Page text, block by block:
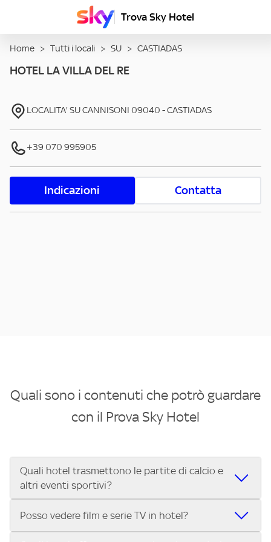
Trova Sky Hotel
Home > Tutti i locali > SU > CASTIADAS
HOTEL LA VILLA DEL RE
LOCALITA' SU CANNISONI 09040 -CASTIADAS
+39 070 995905
Indicazioni Contatta
Quali sono i contenuti che potrò guardare
con il Prova Sky Hotel
Quali hotel trasmettono le partite di calcio e
altri eventi sportivi?
Se cerchi un hotel dove poter vedere le partite di Serie A,
Posso vedere film e serie TV in hotel?